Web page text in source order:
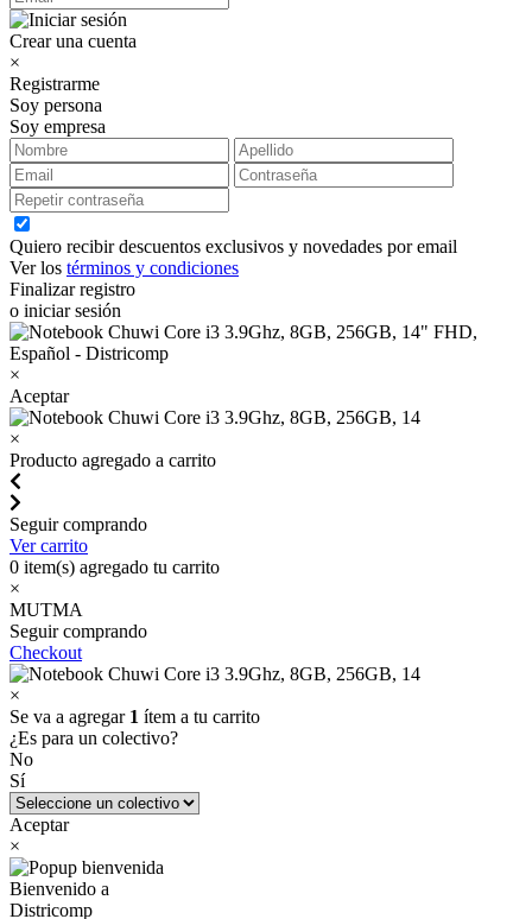
Crear una cuenta
×
Registrarme
Soy persona
Soy empresa
Quiero recibir descuentos exclusivos y novedades por email
Ver los términos y condiciones
Finalizar registro
o iniciar sesión
×
Aceptar
×
Producto agregado a carrito
Seguir comprando
Ver carrito
0 item(s) agregado tu carrito
×
MUTMA
Seguir comprando
Checkout
×
Se va a agregar 1 ítem a tu carrito
¿Es para un colectivo?
No
Sí
Aceptar
×
Bienvenido a
Districomp